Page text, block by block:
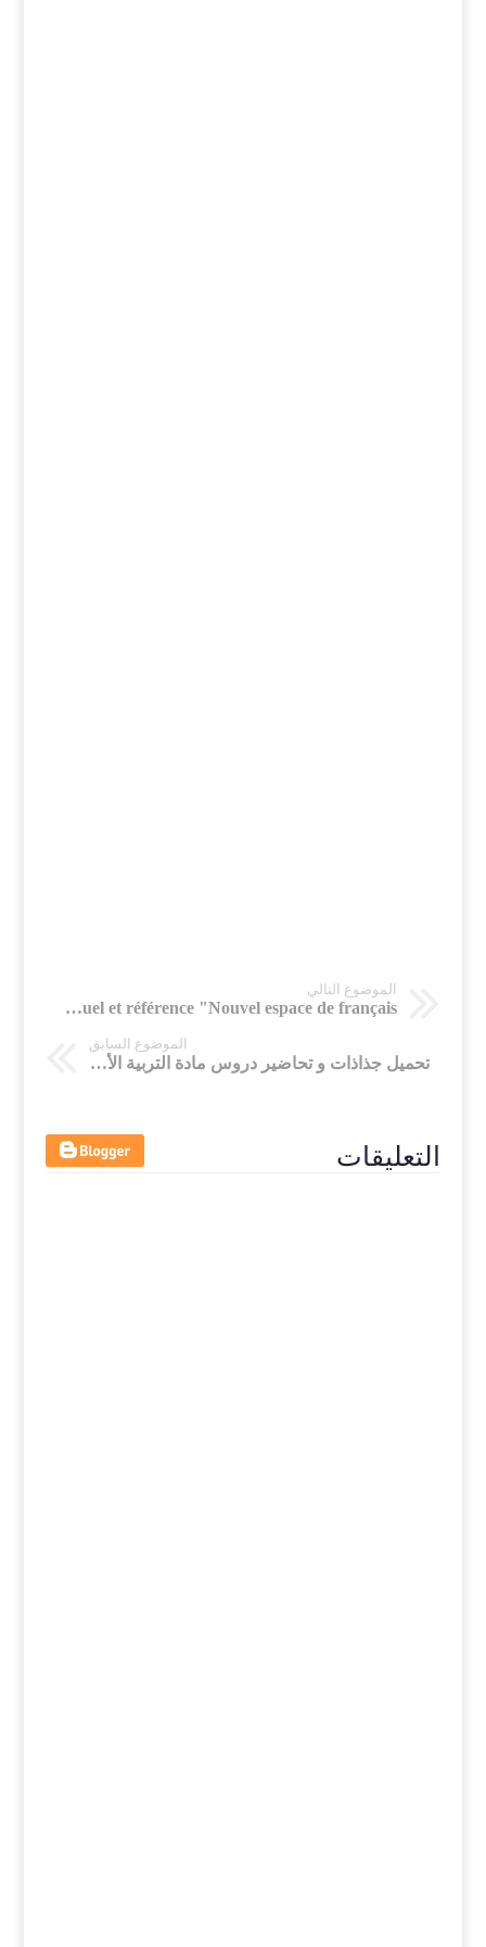
الموضوع التالي
Les fiches des leçons de français pour la deuxième année primaire Manuel et référence "Nouvel espace de français"
الموضوع السابق
تحميل جذاذات و تحاضير دروس مادة التربية الأسرية لمستوى السنة الأولى من التعليم الإبتدائي
التعليقات